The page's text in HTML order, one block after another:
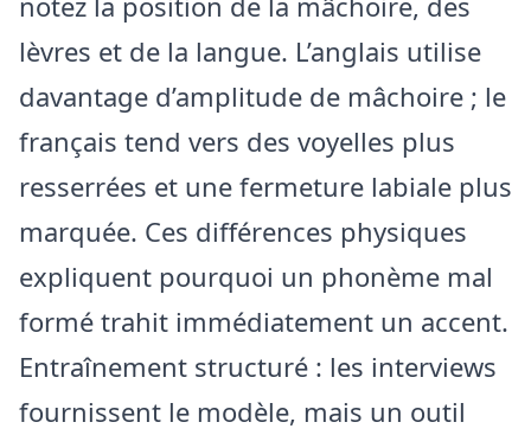
lèvres et de la langue. L’anglais utilise
davantage d’amplitude de mâchoire ; le
français tend vers des voyelles plus
resserrées et une fermeture labiale plus
marquée. Ces différences physiques
expliquent pourquoi un phonème mal
formé trahit immédiatement un accent.
Entraînement structuré : les interviews
fournissent le modèle, mais un outil